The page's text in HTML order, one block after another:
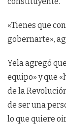
«Tienes que
gobernarte»,
Yela agregó
equipo» y que
de la
de ser una
lo que quiere